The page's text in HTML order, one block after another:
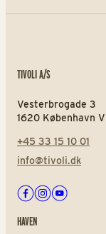
TIVOLI A/S
Vesterbrogade 3
1620 København V
+45 33 15 10 01
info@tivoli.dk
Facebook
Instagram
Youtube
HAVEN